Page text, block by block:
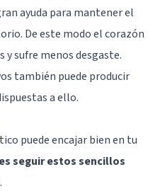
ayuda para mantener el
De este modo el corazón
y sufre menos desgaste.
también puede producir
a ello.
puede encajar bien en tu
seguir estos sencillos
.